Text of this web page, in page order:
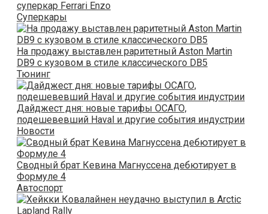
суперкар Ferrari Enzo
Суперкары
На продажу выставлен раритетный Aston Martin
DB9 с кузовом в стиле классического DB5
Тюнинг
Дайджест дня: новые тарифы ОСАГО,
подешевевший Haval и другие события индустрии
Новости
Сводный брат Кевина Магнуссена дебютирует в
Формуле 4
Автоспорт